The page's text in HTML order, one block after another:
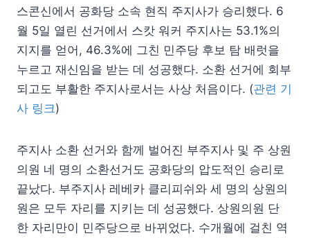
스콘신에서 공화당 소속 현직 주지사가 승리했다. 6
월 5일 열린 선거에서 스캇 워커 주지사는 53.1%의
지지를 얻어, 46.3%에 그친 민주당 후보 탐 배럿을
누르고 재신임을 받는 데 성공했다. 소환 선거에 회부
되고도 부활한 주지사로서는 사상 처음이다. (관련 기
사 링크)
주지사 소환 선거와 함께 벌어진 부주지사 및 주 상원
의원 네 명의 소환선거도 공화당의 압도적인 승리로
끝났다. 부주지사 레베카 클리피쉬와 세 명의 상원의
원은 모두 자리를 지키는 데 성공했다. 상원의원 단
한 자리만이 민주당으로 바뀌었다. 수개월에 걸친 역